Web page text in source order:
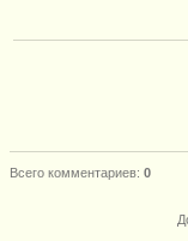
Всего комментариев: 0